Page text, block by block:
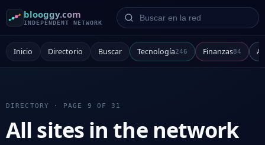
blooggy.com
INDEPENDENT NETWORK
Buscar en la red
Inicio Directorio Buscar Tecnología246 Finanzas84
DIRECTORY · PAGE 9 OF 31
All sites in the network